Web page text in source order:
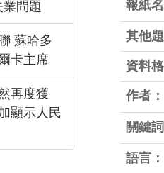
報紙名
其他題
資料
作者：
關鍵詞
語言：
問題
蘇哈多
卡主席
再度獲
顯示人民